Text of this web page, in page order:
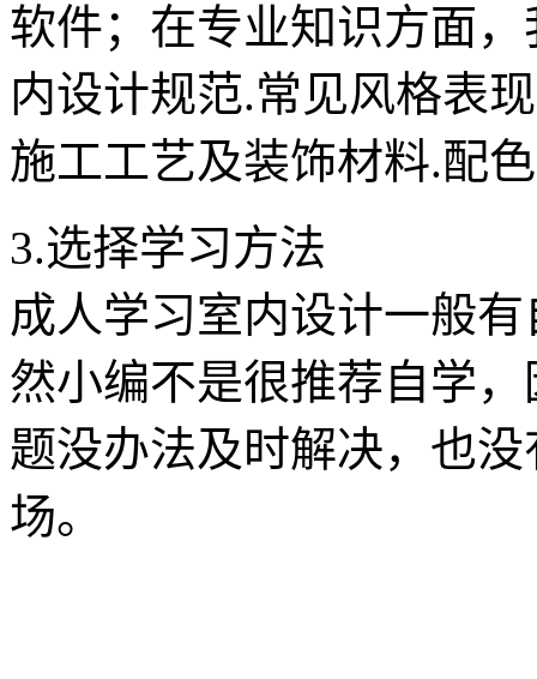
软件；在专业知识方面
内设计规范.常见风格表
施工工艺及装饰材料.配
3.选择学习方法
成人学习室内设计一般
然小编不是很推荐自学
题没办法及时解决，也
场。